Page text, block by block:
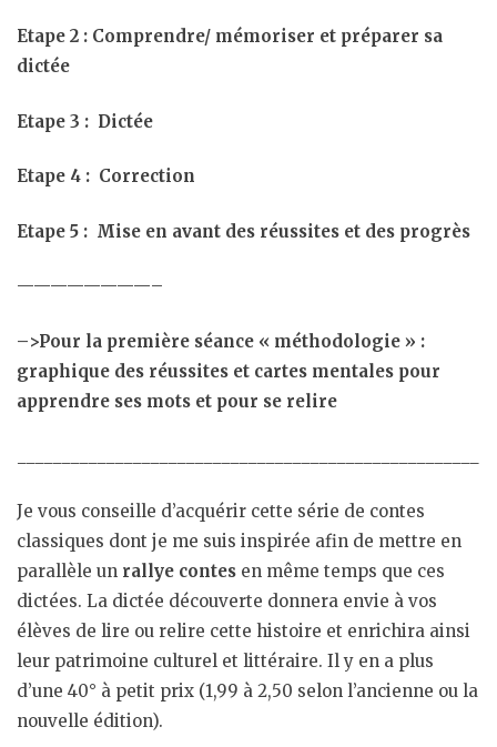
Etape 2 : Comprendre/ mémoriser et préparer sa
dictée
Etape 3 : Dictée
Etape 4 : Correction
Etape 5 : Mise en avant des réussites et des progrès
————————–
–>Pour la première séance « méthodologie » :
graphique des réussites et cartes mentales pour
apprendre ses mots et pour se relire
Je vous conseille d’acquérir cette série de contes
classiques dont je me suis inspirée afin de mettre en
parallèle un rallye contes en même temps que ces
dictées. La dictée découverte donnera envie à vos
élèves de lire ou relire cette histoire et enrichira ainsi
leur patrimoine culturel et littéraire. Il y en a plus
d’une 40° à petit prix (1,99 à 2,50 selon l’ancienne ou la
nouvelle édition).